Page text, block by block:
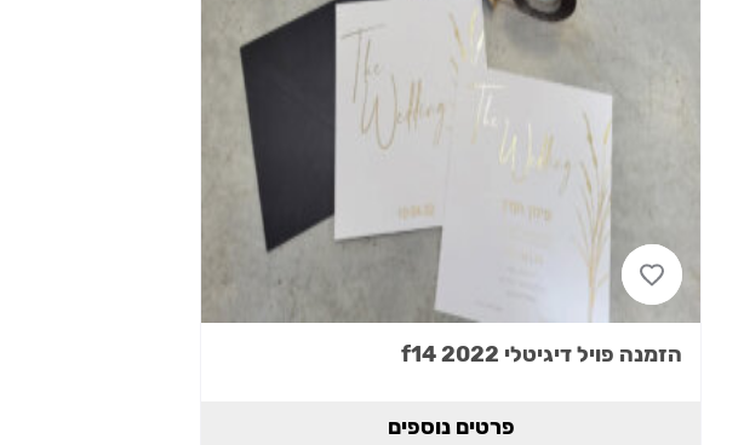
הזמנה פויל דיגיטלי 2022 f14
פרטים נוספים